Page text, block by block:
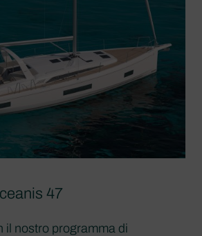
47
il nostro programma di